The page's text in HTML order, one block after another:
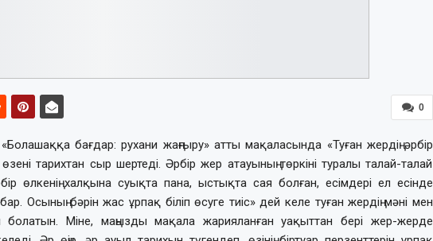
0
бағдар: рухани жаңғыру» атты мақаласында «Туған жердің әрбір
тарихтан сыр шертеді. Әрбір жер атауының төркіні туралы талай-талай
өлкенің халқына суықта пана, ыстықта сая болған, есімдері ел есінде
Осының бәрін жас ұрпақ біліп өсуге тиіс» дей келе туған жердің мәні мен
болатын. Міне, маңызды мақала жарияланған уақыттан бері жер-жерде